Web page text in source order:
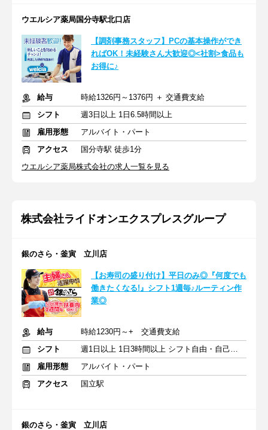
ウエルシア薬局国分寺駅北口店
【調剤事務スタッフ】PCの基本操作ができ
ればOK！未経験さん大歓迎◎<社割>食品も
お得に♪
給与
時給1326円～1376円 ＋ 交通費支給
シフト
週3日以上 1日6.5時間以上
雇用形態
アルバイト・パート
アクセス
国分寺駅 徒歩1分
ウエルシア薬局株式会社の求人一覧を見る
株式会社ライドオンエクスプレスグループ
銀のさら・釜寅 立川店
【お寿司の盛り付け】平日のみ◎『何度でも
働きたくなる!』シフト1週毎♪ルーティン作
業◎
給与
時給1230円～+ 交通費支給
シフト
週1日以上 1日3時間以上 シフト自由・自己申告
雇用形態
アルバイト・パート
アクセス
国立駅
銀のさら・釜寅 立川店